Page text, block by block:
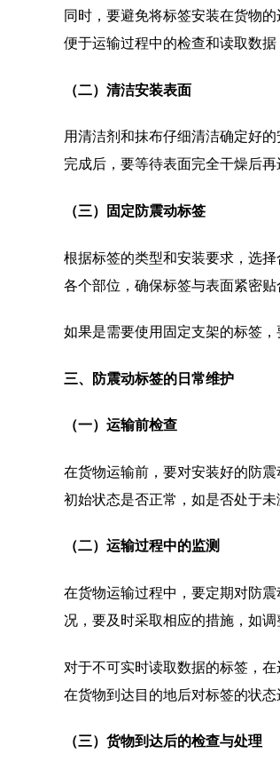
同时，要避免将标签安装在货物
便于运输过程中的检查和读取数据
（二）清洁安装表面
用清洁剂和抹布仔细清洁确定好
完成后，要等待表面完全干燥后再
（三）固定防震动标签
根据标签的类型和安装要求，选
各个部位，确保标签与表面紧密贴
如果是需要使用固定支架的标签
三、防震动标签的日常维护
（一）运输前检查
在货物运输前，要对安装好的防
初始状态是否正常，如是否处于
（二）运输过程中的监测
在货物运输过程中，要定期对防
况，要及时采取相应的措施，如
对于不可实时读取数据的标签，
在货物到达目的地后对标签的状态
（三）货物到达后的检查与处理